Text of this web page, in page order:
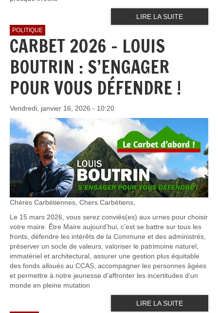
LIRE LA SUITE
POLITIQUE
CARBET 2026 - LOUIS
BOUTRIN : S’ENGAGER
POUR VOUS DÉFENDRE !
Vendredi, janvier 16, 2026 - 10:20
Chères Carbétiennes, Chers Carbétiens,
Le 15 mars 2026, vous serez conviés(es) aux urnes pour choisir
votre maire. Être Maire aujourd’hui, c’est se battre sur tous les
fronts, défendre les intérêts de la Commune et des administrés,
préserver un socle de valeurs, valoriser le patrimoine naturel,
immatériel et architectural, assurer une gestion plus équitable
des fonds alloués au CCAS, accompagner les personnes âgées
et permettre à notre jeunesse d’affronter les incertitudes d’un
monde en pleine mutation
LIRE LA SUITE